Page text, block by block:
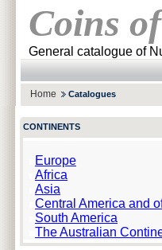
Coins
General catalogue of
Home Catalogues
CONTINENTS
Europe
Africa
Asia
Central America and
South America
The Australian